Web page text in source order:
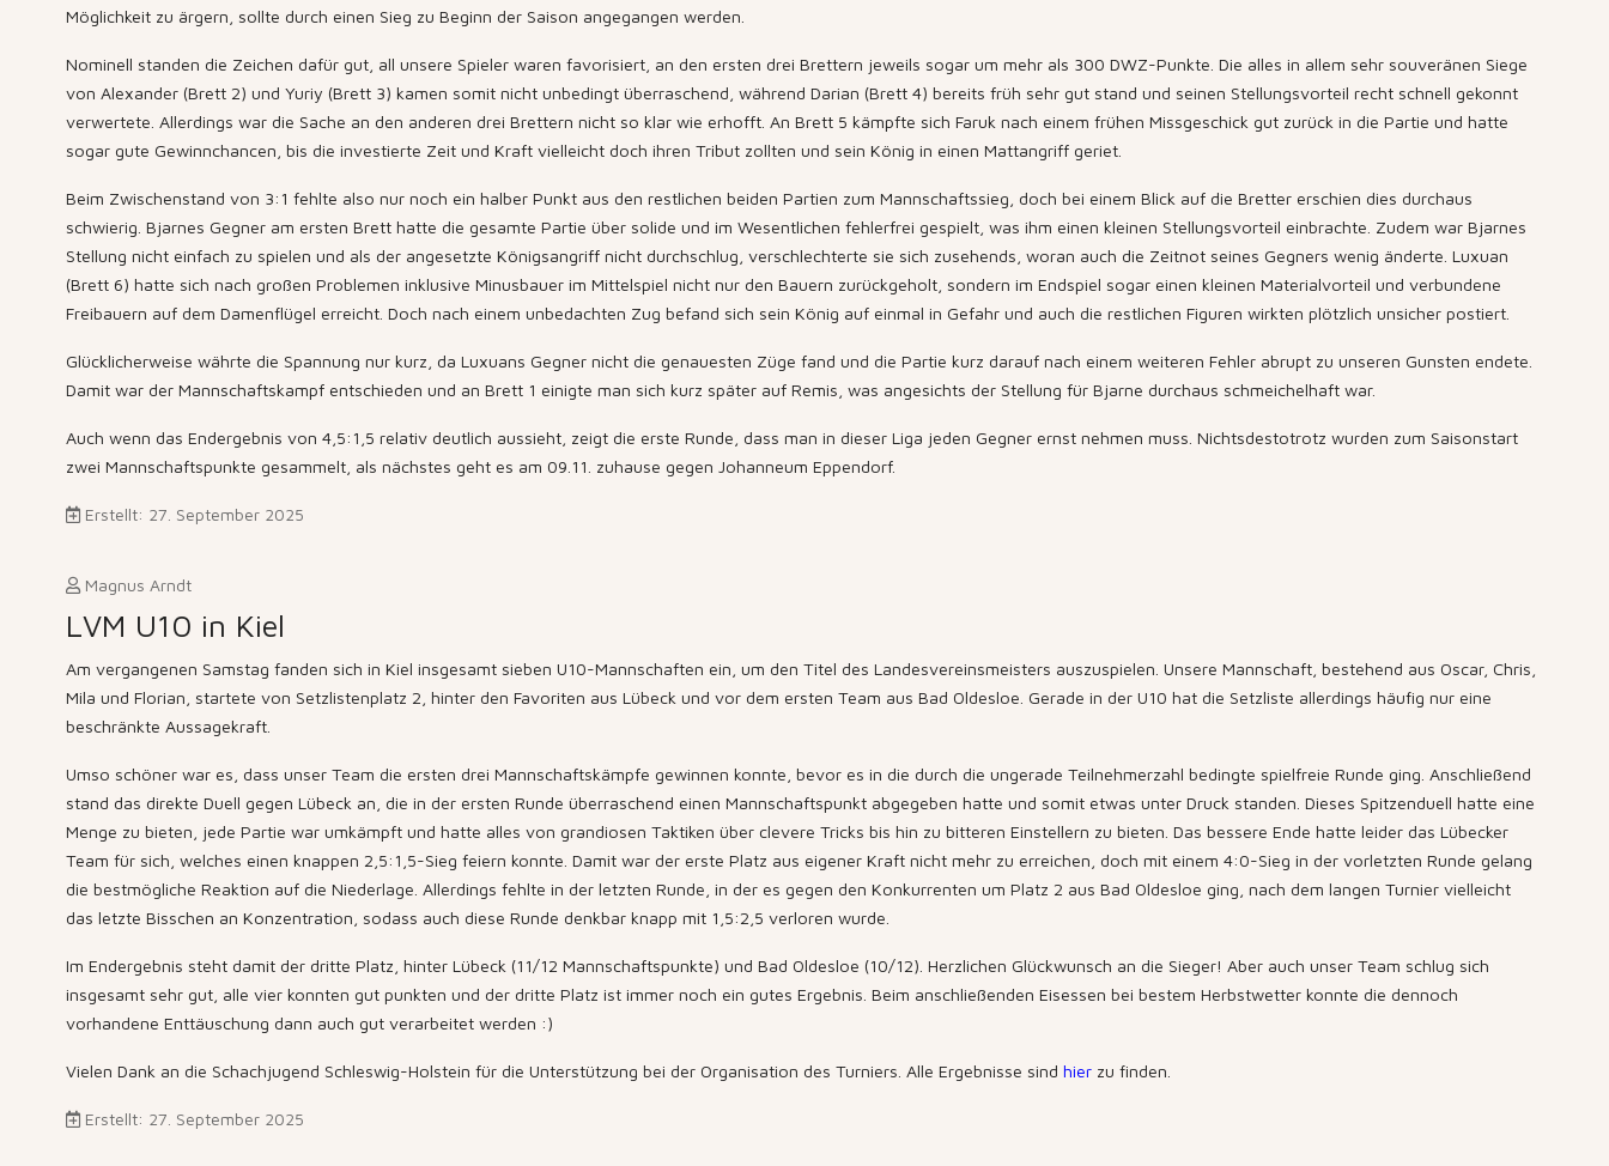
Möglichkeit zu ärgern, sollte durch einen Sieg zu Beginn der Saison angegangen werden.
Nominell standen die Zeichen dafür gut, all unsere Spieler waren favorisiert, an den ersten drei Brettern jeweils sogar um mehr als 300 DWZ-Punkte. Die alles in allem sehr souveränen Siege
von Alexander (Brett 2) und Yuriy (Brett 3) kamen somit nicht unbedingt überraschend, während Darian (Brett 4) bereits früh sehr gut stand und seinen Stellungsvorteil recht schnell gekonnt
verwertete. Allerdings war die Sache an den anderen drei Brettern nicht so klar wie erhofft. An Brett 5 kämpfte sich Faruk nach einem frühen Missgeschick gut zurück in die Partie und hatte
sogar gute Gewinnchancen, bis die investierte Zeit und Kraft vielleicht doch ihren Tribut zollten und sein König in einen Mattangriff geriet.
Beim Zwischenstand von 3:1 fehlte also nur noch ein halber Punkt aus den restlichen beiden Partien zum Mannschaftssieg, doch bei einem Blick auf die Bretter erschien dies durchaus
schwierig. Bjarnes Gegner am ersten Brett hatte die gesamte Partie über solide und im Wesentlichen fehlerfrei gespielt, was ihm einen kleinen Stellungsvorteil einbrachte. Zudem war Bjarnes
Stellung nicht einfach zu spielen und als der angesetzte Königsangriff nicht durchschlug, verschlechterte sie sich zusehends, woran auch die Zeitnot seines Gegners wenig änderte. Luxuan
(Brett 6) hatte sich nach großen Problemen inklusive Minusbauer im Mittelspiel nicht nur den Bauern zurückgeholt, sondern im Endspiel sogar einen kleinen Materialvorteil und verbundene
Freibauern auf dem Damenflügel erreicht. Doch nach einem unbedachten Zug befand sich sein König auf einmal in Gefahr und auch die restlichen Figuren wirkten plötzlich unsicher postiert.
Glücklicherweise währte die Spannung nur kurz, da Luxuans Gegner nicht die genauesten Züge fand und die Partie kurz darauf nach einem weiteren Fehler abrupt zu unseren Gunsten endete.
Damit war der Mannschaftskampf entschieden und an Brett 1 einigte man sich kurz später auf Remis, was angesichts der Stellung für Bjarne durchaus schmeichelhaft war.
Auch wenn das Endergebnis von 4,5:1,5 relativ deutlich aussieht, zeigt die erste Runde, dass man in dieser Liga jeden Gegner ernst nehmen muss. Nichtsdestotrotz wurden zum Saisonstart
zwei Mannschaftspunkte gesammelt, als nächstes geht es am 09.11. zuhause gegen Johanneum Eppendorf.
Erstellt: 27. September 2025
Magnus Arndt
LVM U10 in Kiel
Am vergangenen Samstag fanden sich in Kiel insgesamt sieben U10-Mannschaften ein, um den Titel des Landesvereinsmeisters auszuspielen. Unsere Mannschaft, bestehend aus Oscar, Chris,
Mila und Florian, startete von Setzlistenplatz 2, hinter den Favoriten aus Lübeck und vor dem ersten Team aus Bad Oldesloe. Gerade in der U10 hat die Setzliste allerdings häufig nur eine
beschränkte Aussagekraft.
Umso schöner war es, dass unser Team die ersten drei Mannschaftskämpfe gewinnen konnte, bevor es in die durch die ungerade Teilnehmerzahl bedingte spielfreie Runde ging. Anschließend
stand das direkte Duell gegen Lübeck an, die in der ersten Runde überraschend einen Mannschaftspunkt abgegeben hatte und somit etwas unter Druck standen. Dieses Spitzenduell hatte eine
Menge zu bieten, jede Partie war umkämpft und hatte alles von grandiosen Taktiken über clevere Tricks bis hin zu bitteren Einstellern zu bieten. Das bessere Ende hatte leider das Lübecker
Team für sich, welches einen knappen 2,5:1,5-Sieg feiern konnte. Damit war der erste Platz aus eigener Kraft nicht mehr zu erreichen, doch mit einem 4:0-Sieg in der vorletzten Runde gelang
die bestmögliche Reaktion auf die Niederlage. Allerdings fehlte in der letzten Runde, in der es gegen den Konkurrenten um Platz 2 aus Bad Oldesloe ging, nach dem langen Turnier vielleicht
das letzte Bisschen an Konzentration, sodass auch diese Runde denkbar knapp mit 1,5:2,5 verloren wurde.
Im Endergebnis steht damit der dritte Platz, hinter Lübeck (11/12 Mannschaftspunkte) und Bad Oldesloe (10/12). Herzlichen Glückwunsch an die Sieger! Aber auch unser Team schlug sich
insgesamt sehr gut, alle vier konnten gut punkten und der dritte Platz ist immer noch ein gutes Ergebnis. Beim anschließenden Eisessen bei bestem Herbstwetter konnte die dennoch
vorhandene Enttäuschung dann auch gut verarbeitet werden :)
Vielen Dank an die Schachjugend Schleswig-Holstein für die Unterstützung bei der Organisation des Turniers. Alle Ergebnisse sindhier zu finden.
Erstellt: 27. September 2025